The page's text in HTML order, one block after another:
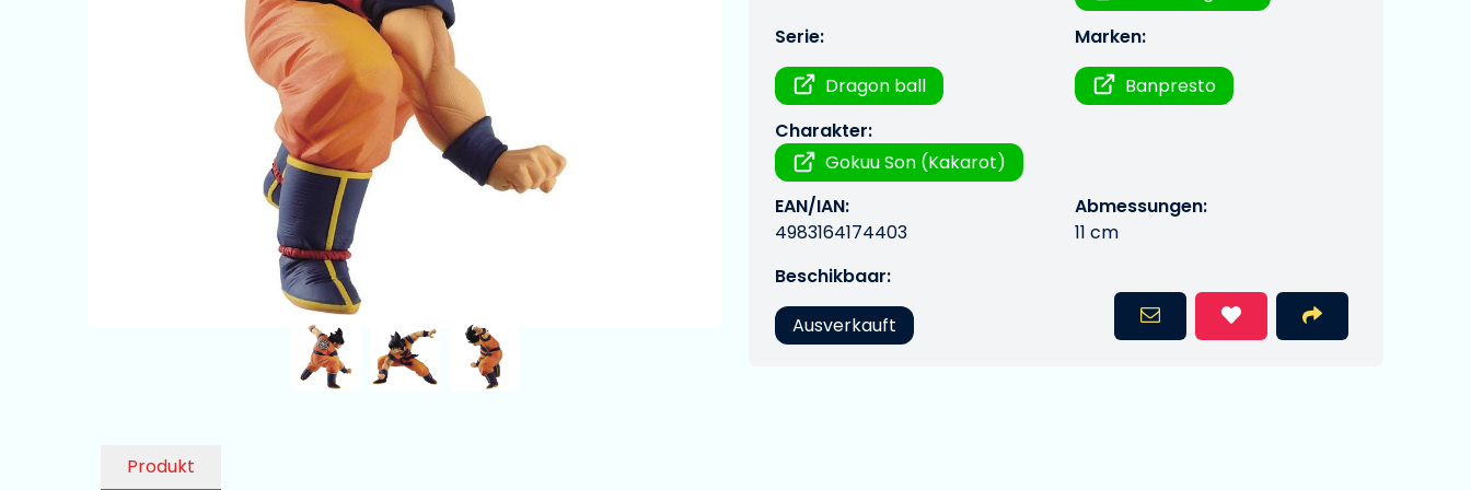
Serie:
Dragon ball
Marken:
Banpresto
Charakter:
Gokuu Son (Kakarot)
EAN/IAN:
4983164174403
Abmessungen:
11 cm
Beschikbaar:
Ausverkauft
Produkt